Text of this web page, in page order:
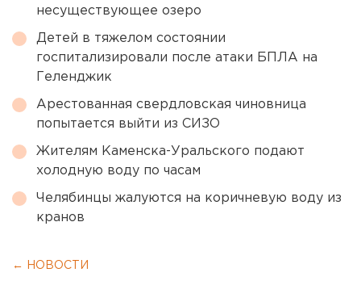
несуществующее озеро
Детей в тяжелом состоянии
госпитализировали после атаки БПЛА на
Геленджик
Арестованная свердловская чиновница
попытается выйти из СИЗО
Жителям Каменска-Уральского подают
холодную воду по часам
Челябинцы жалуются на коричневую воду из
кранов
← НОВОСТИ